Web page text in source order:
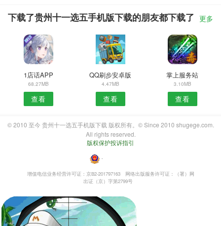
下载了贵州十一选五手机版下载的朋友都下载了 更多
1店话APP
68.27MB
查看
QQ刷步安卓版
4.47MB
查看
掌上服务站
3.10MB
查看
© 2010 至今 贵州十一选五手机版下载 版权所有。© Since 2010 shugege.com.
All rights reserved.
版权保护投诉指引
・
增值电信业务经营许可证：京B2-201797163
网络出版服务许可证：（署）网
出证（京）字第2799号